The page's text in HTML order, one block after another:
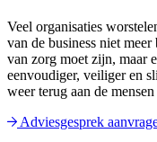
Veel organisaties
van de business niet
van zorg moet zijn, maar
eenvoudiger, veiliger en
weer terug aan de
Adviesgesprek